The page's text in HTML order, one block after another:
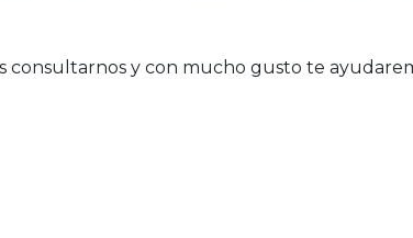
consultarnos y con mucho gusto te